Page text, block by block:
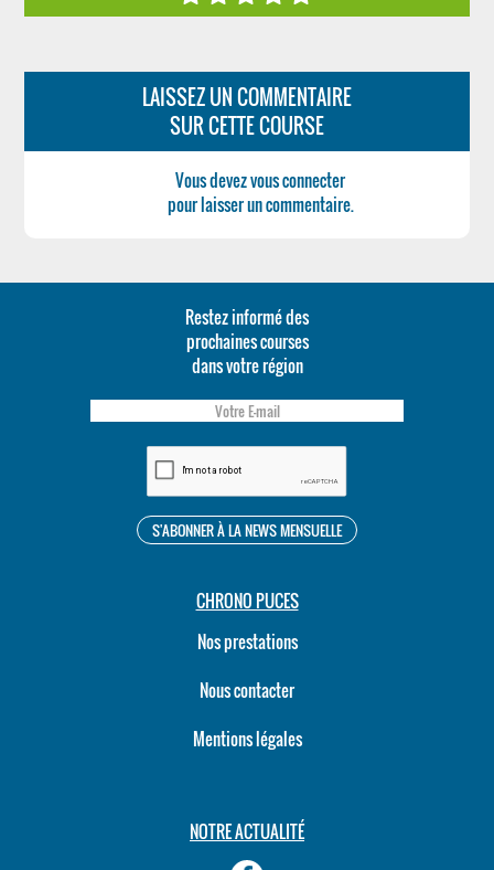
LAISSEZ UN COMMENTAIRE
SUR CETTE COURSE
Vous devez vous connecter
pour laisser un commentaire.
Restez informé des
prochaines courses
dans votre région
CHRONO PUCES
Nos prestations
Nous contacter
Mentions légales
NOTRE ACTUALITÉ